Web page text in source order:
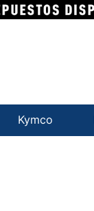
Kymco